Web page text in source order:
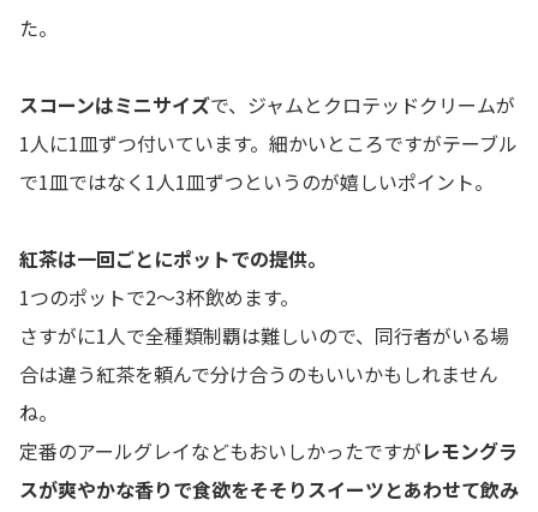
た。
スコーンはミニサイズで、ジャムとクロテッドクリームが
1人に1皿ずつ付いています。細かいところですがテーブル
で1皿ではなく1人1皿ずつというのが嬉しいポイント。
紅茶は一回ごとにポットでの提供。
1つのポットで2〜3杯飲めます。
さすがに1人で全種類制覇は難しいので、同行者がいる場
合は違う紅茶を頼んで分け合うのもいいかもしれません
ね。
定番のアールグレイなどもおいしかったですがレモングラ
スが爽やかな香りで食欲をそそりスイーツとあわせて飲み